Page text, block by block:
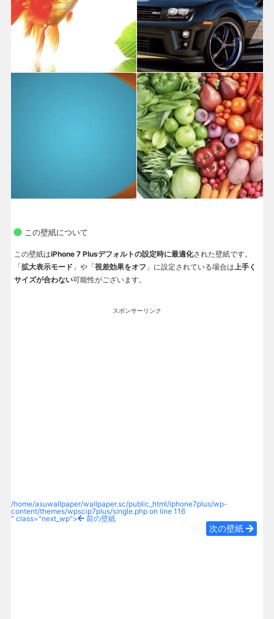
この壁紙について
この壁紙はiPhone 7 Plusデフォルトの設定時に最適化された壁紙です。
「拡大表示モード 」や「視差効果をオフ 」に設定されている場合は上手く
サイズが合わない可能性がございます。
スポンサーリンク
/home/asuwallpaper/wallpaper.sc/public_html/iphone7plus/wp-
content/themes/wpscip7plus/single.php on line116
" class="next_wp">
前の壁紙
次の壁紙